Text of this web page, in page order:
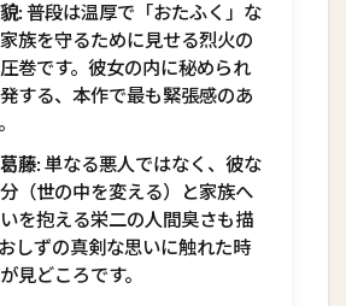
: 普段は温厚で「おたふく」な
族を守るために見せる烈火の
巻です。彼女の内に秘められ
する、本作で最も緊張感のあ
藤: 単なる悪人ではなく、彼な
（世の中を変える）と家族へ
を抱える栄二の人間臭さも描
しずの真剣な思いに触れた時
見どころです。